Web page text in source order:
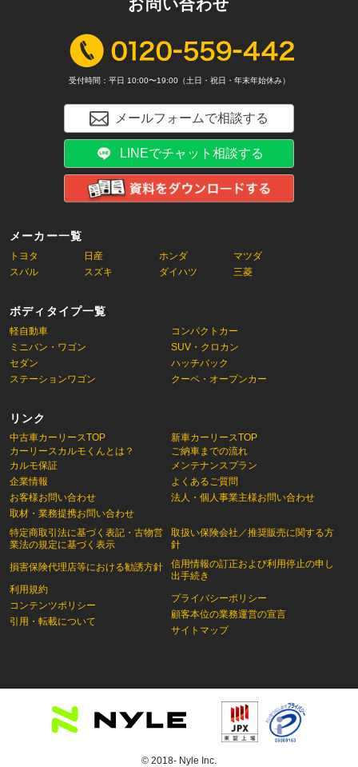
メーカー一覧
トヨタ 日産 ホンダ
マツダ
スバル
スズキ ダイハツ 三菱
ボディタイプ一覧
軽自動車
コンパクトカー
ミニバン・ワゴン
SUV・クロカン
セダン
ハッチバック
ステーションワゴン
クーペ・オープンカー
リンク
中古車カーリースTOP
カーリースカルモくんとは？
新車カーリースTOP
ご納車までの流れ
カルモ保証
企業情報
お客様お問い合わせ
取材・業務提携お問い合わせ
特定商取引法に基づく表記・古物営
業法の規定に基づく表示
損害保険代理店等における勧誘方針
利用規約
コンテンツポリシー
引用・転載について
メンテナンスプラン
よくあるご質問
法人・個人事業主様お問い合わせ
取扱い保険会社／推奨販売に関する方
針
信用情報の訂正および利用停止の申し
出手続き
プライバシーポリシー
顧客本位の業務運営の宣言
サイトマップ
お問い合わせ
受付時間：平日 10:00〜19:00（土日・祝日・年末年始休み）
メールフォームで相談する
LINEでチャット相談する
© 2018- Nyle Inc.